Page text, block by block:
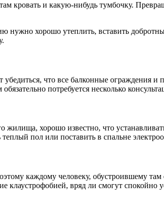
кровать и какую-нибудь тумбочку.
нужно хорошо утеплить, вставить
что все балконные ограждения
потребуется несколько
жилища, хорошо известно, что
пол или поставить в спальне
каждому человеку, обустроившему
вряд ли смогут спокойно